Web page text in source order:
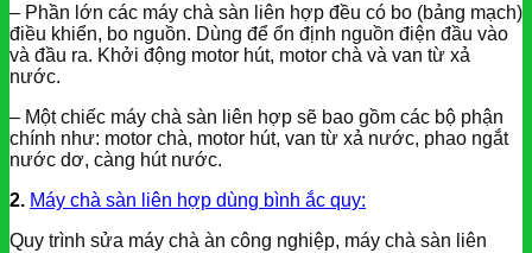
– Phần lớn các máy chà sàn liên hợp đều có bo (bảng mạch)
điều khiển, bo nguồn. Dùng để ổn định nguồn điện đầu vào
và đầu ra. Khởi động motor hút, motor chà và van từ xả
nước.
– Một chiếc máy chà sàn liên hợp sẽ bao gồm các bộ phận
chính như: motor chà, motor hút, van từ xả nước, phao ngắt
nước dơ, càng hút nước.
2. Máy chà sàn liên hợp dùng bình ắc quy:
Quy trình sửa máy chà àn công nghiệp, máy chà sàn liên